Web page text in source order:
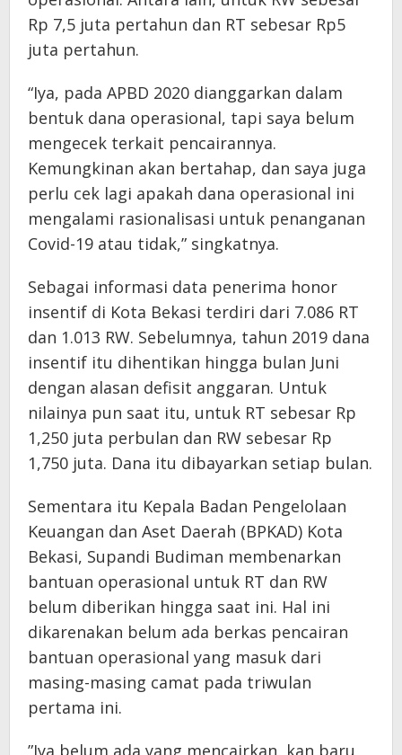
Rp 7,5 juta pertahun dan RT sebesar Rp5
juta pertahun.
“Iya, pada APBD 2020 dianggarkan dalam
bentuk dana operasional, tapi saya belum
mengecek terkait pencairannya.
Kemungkinan akan bertahap, dan saya juga
perlu cek lagi apakah dana operasional ini
mengalami rasionalisasi untuk penanganan
Covid-19 atau tidak,” singkatnya.
Sebagai informasi data penerima honor
insentif di Kota Bekasi terdiri dari 7.086 RT
dan 1.013 RW. Sebelumnya, tahun 2019 dana
insentif itu dihentikan hingga bulan Juni
dengan alasan defisit anggaran. Untuk
nilainya pun saat itu, untuk RT sebesar Rp
1,250 juta perbulan dan RW sebesar Rp
1,750 juta. Dana itu dibayarkan setiap bulan.
Sementara itu Kepala Badan Pengelolaan
Keuangan dan Aset Daerah (BPKAD) Kota
Bekasi, Supandi Budiman membenarkan
bantuan operasional untuk RT dan RW
belum diberikan hingga saat ini. Hal ini
dikarenakan belum ada berkas pencairan
bantuan operasional yang masuk dari
masing-masing camat pada triwulan
pertama ini.
”Iya belum ada yang mencairkan, kan baru